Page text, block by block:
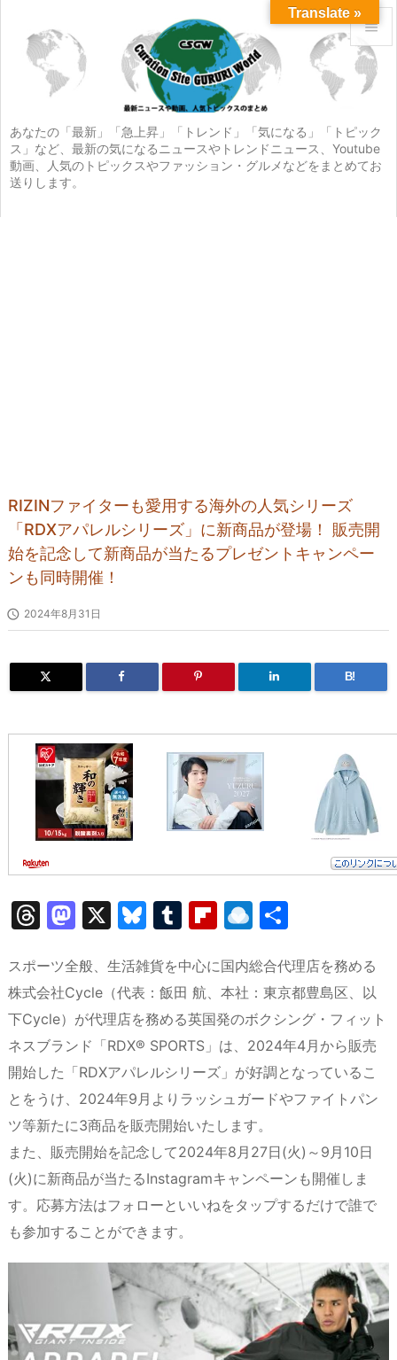
あなたの「最新」「急上昇」「トレンド」「気になる」「トピック
ス」など、最新の気になるニュースやトレンドニュース、Youtube
動画、人気のトピックスやファッション・グルメなどをまとめてお
送りします。


メニュ
サイド

前へ
RIZINファイターも愛用する海外の人気シリーズ
「RDXアパレルシリーズ」に新商品が登場！ 販売開
始を記念して新商品が当たるプレゼントキャンペー
ンも同時開催！
 2024年8月31日
B!
T
e
a
d
s
M
st
o
d
o
n
X
Bl
e
s
k
y
T
m
bl
r
Fl
b
o
ar
d
R
n
dr
o
p.
io
スポーツ全般、生活雑貨を中心に国内総合代理店を務める
株式会社Cycle（代表：飯田 航、本社：東京都豊島区、以
下Cycle）が代理店を務める英国発のボクシング・フィット
ネスブランド「RDX® SPORTS」は、2024年4月から販売
開始した「RDXアパレルシリーズ」が好調となっているこ
とをうけ、2024年9月よりラッシュガードやファイトパン
ツ等新たに3商品を販売開始いたします。
また、販売開始を記念して2024年8月27日(火)～9月10日
(火)に新商品が当たるInstagramキャンペーンも開催しま
す。応募方法はフォローといいねをタップするだけで誰で
も参加することができます。
Translate »